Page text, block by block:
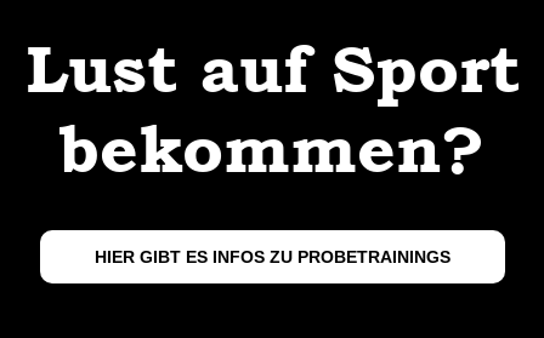
Lust auf Sport
bekommen?
HIER GIBT ES INFOS ZU PROBETRAININGS